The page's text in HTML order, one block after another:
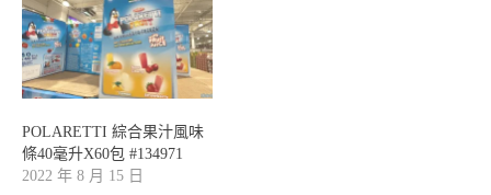
POLARETTI 綜合果汁風味
條40毫升X60包 #134971
2022 年 8 月 15 日